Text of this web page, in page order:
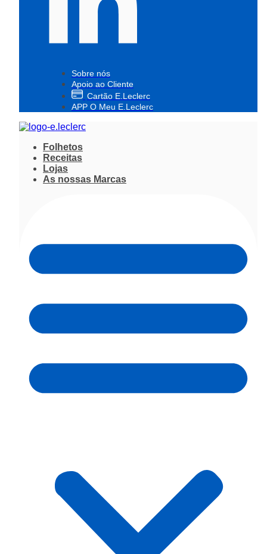
Sobre nós
Apoio ao Cliente
Cartão E.Leclerc
APP O Meu E.Leclerc
Folhetos
Receitas
Lojas
As nossas Marcas